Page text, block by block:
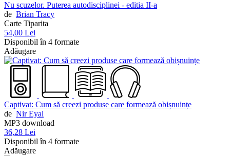
Nu scuzelor. Puterea autodisciplinei - editia II-a
de Brian Tracy
Carte Tiparita
54,00 Lei
Disponibil în 4 formate
Adăugare
Captivat: Cum să creezi produse care formează obișnuințe
de Nir Eyal
MP3 download
36,28 Lei
Disponibil în 4 formate
Adăugare